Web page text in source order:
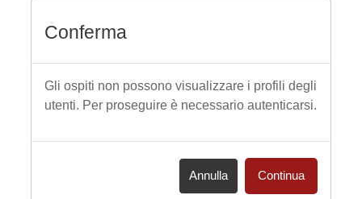
Conferma
Gli ospiti non possono visualizzare i profili degli
utenti. Per proseguire è necessario autenticarsi.
Annulla Continua